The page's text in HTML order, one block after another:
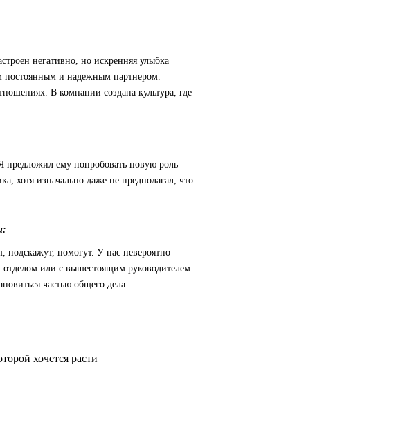
негативно, но искренняя улыбка
и надежным партнером.
В компании создана культура, где
предложил ему попробовать новую роль —
хотя изначально даже не предполагал, что
подскажут, помогут. У нас невероятно
или с вышестоящим руководителем.
частью общего дела.